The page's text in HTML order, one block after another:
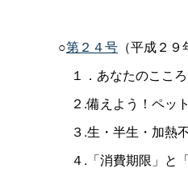
○第２４号 （平成２９
１．あなたのここ
２.備えよう！ペッ
３.生・半生・加熱
４.「消費期限」と